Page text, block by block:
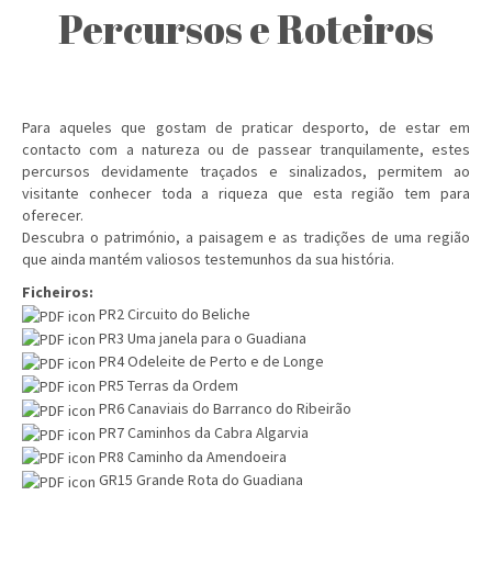
Percursos e Roteiros
Para aqueles que gostam de praticar desporto, de estar em
contacto com a natureza ou de passear tranquilamente, estes
percursos devidamente traçados e sinalizados, permitem ao
visitante conhecer toda a riqueza que esta região tem para
oferecer.
Descubra o património, a paisagem e as tradições de uma região
que ainda mantém valiosos testemunhos da sua história.
Ficheiros:
PR2 Circuito do Beliche
PR3 Uma janela para o Guadiana
PR4 Odeleite de Perto e de Longe
PR5 Terras da Ordem
PR6 Canaviais do Barranco do Ribeirão
PR7 Caminhos da Cabra Algarvia
PR8 Caminho da Amendoeira
GR15 Grande Rota do Guadiana